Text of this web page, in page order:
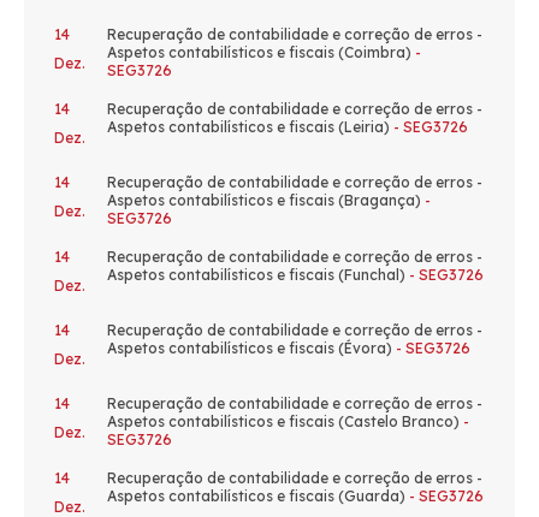
14
Dez.
Recuperação de contabilidade e correção de erros -
Aspetos contabilísticos e fiscais (Coimbra) -
SEG3726
14
Dez.
Recuperação de contabilidade e correção de erros -
Aspetos contabilísticos e fiscais (Leiria) - SEG3726
14
Dez.
Recuperação de contabilidade e correção de erros -
Aspetos contabilísticos e fiscais (Bragança) -
SEG3726
14
Dez.
Recuperação de contabilidade e correção de erros -
Aspetos contabilísticos e fiscais (Funchal) - SEG3726
14
Dez.
Recuperação de contabilidade e correção de erros -
Aspetos contabilísticos e fiscais (Évora) - SEG3726
14
Dez.
Recuperação de contabilidade e correção de erros -
Aspetos contabilísticos e fiscais (Castelo Branco) -
SEG3726
14
Dez.
Recuperação de contabilidade e correção de erros -
Aspetos contabilísticos e fiscais (Guarda) - SEG3726